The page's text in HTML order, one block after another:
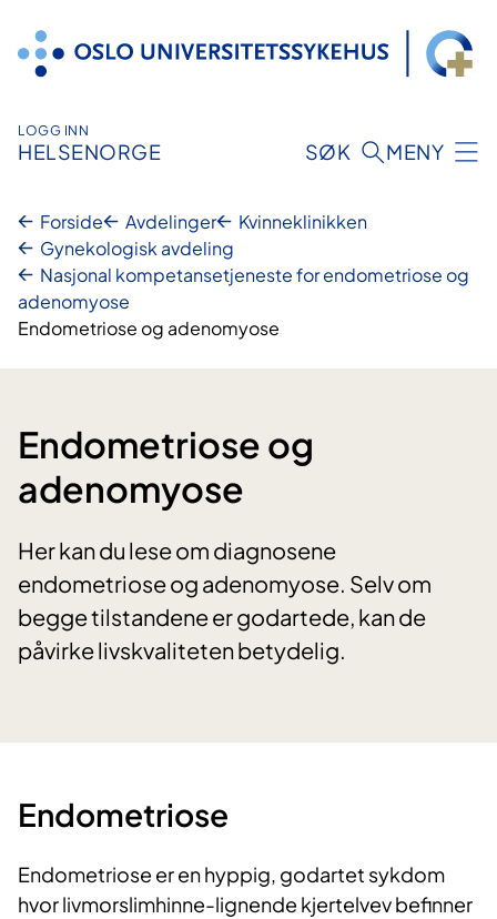
innhold
LOGG INN
HELSENORGE SØK MENY
Forside Avdelinger
Kvinneklinikken
Gynekologisk avdeling
Nasjonal kompetansetjeneste for endometriose og
adenomyose
Endometriose og adenomyose
Endometriose og
adenomyose
Her kan du lese om diagnosene
endometriose og adenomyose. Selv om
begge tilstandene er godartede, kan de
påvirke livskvaliteten betydelig.
Endometriose
Endometriose er en hyppig, godartet sykdom
hvor livmorslimhinne-lignende kjertelvev befinner